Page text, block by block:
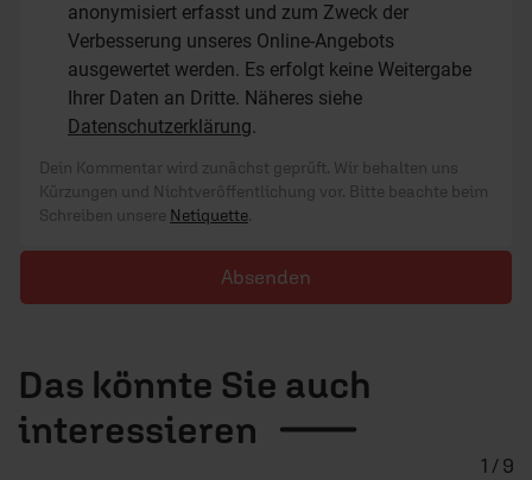
anonymisiert erfasst und zum Zweck der
Verbesserung unseres Online-Angebots
ausgewertet werden. Es erfolgt keine Weitergabe
Ihrer Daten an Dritte. Näheres siehe
Datenschutzerklärung.
Dein Kommentar wird zunächst geprüft. Wir behalten uns
Kürzungen und Nichtveröffentlichung vor. Bitte beachte beim
Schreiben unsere Netiquette.
Absenden
Das könnte Sie auch
interessieren
1 / 9